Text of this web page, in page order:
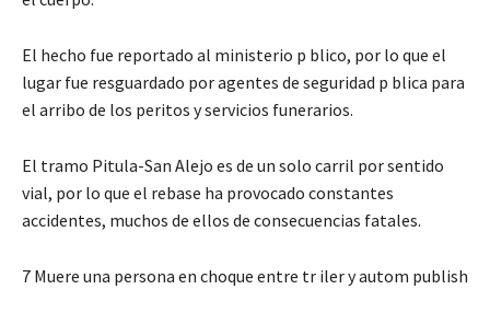
El hecho fue reportado al ministerio p blico, por lo que el
lugar fue resguardado por agentes de seguridad p blica para
el arribo de los peritos y servicios funerarios.
El tramo Pitula-San Alejo es de un solo carril por sentido
vial, por lo que el rebase ha provocado constantes
accidentes, muchos de ellos de consecuencias fatales.
7 Muere una persona en choque entre tr iler y autom publish